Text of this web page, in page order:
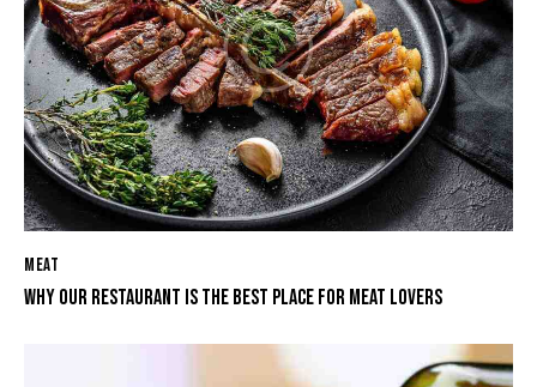
MEAT
WHY OUR RESTAURANT IS THE BEST PLACE FOR MEAT LOVERS